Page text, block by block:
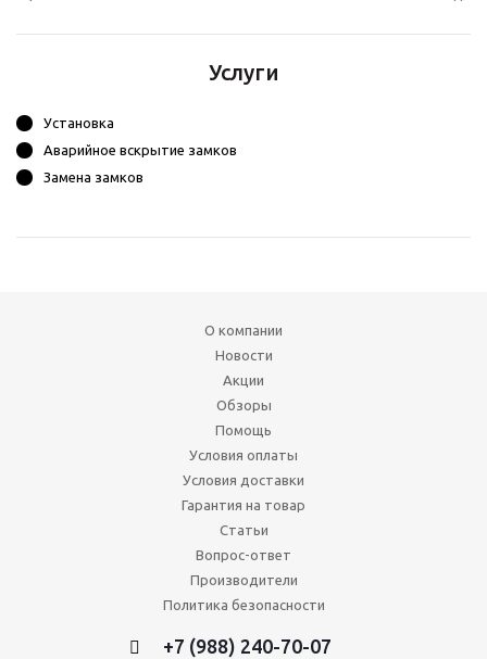
Услуги
Установка
Аварийное вскрытие замков
Замена замков
О компании
Новости
Акции
Обзоры
Помощь
Условия оплаты
Условия доставки
Гарантия на товар
Статьи
Вопрос-ответ
Производители
Политика безопасности
+7 (988) 240-70-07